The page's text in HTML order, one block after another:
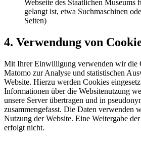
Webseite des Staatlichen Museums
gelangt ist, etwa Suchmaschinen
Seiten)
4. Verwendung von
Mit Ihrer Einwilligung verwenden wir die
Matomo zur Analyse und statistischen
Website. Hierzu werden Cookies
Informationen über die Websitenutzung
unsere Server übertragen und in
zusammengefasst. Die Daten verwenden
Nutzung der Website. Eine Weitergabe
erfolgt nicht.